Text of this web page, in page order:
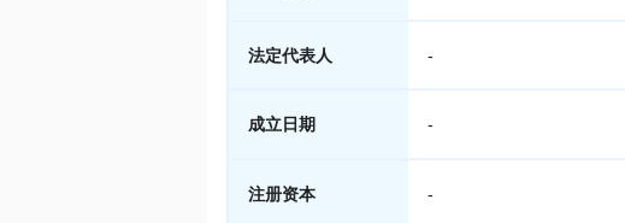
法定代表人 -
成立日期 -
注册资本 -